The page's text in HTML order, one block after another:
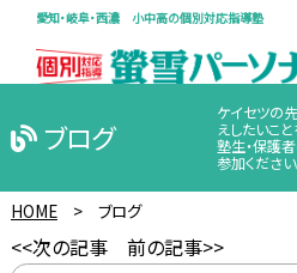
愛知・岐阜・西濃 小中高の個別対応指導塾
ブログ
ケイセツの
えしたいこと
塾生・保護
参加ください
HOME> ブログ
<<次の記事 前の記事>>